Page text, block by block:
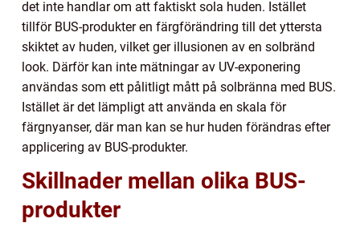
det inte handlar om att faktiskt sola huden. Istället
tillför BUS-produkter en färgförändring till det yttersta
skiktet av huden, vilket ger illusionen av en solbränd
look. Därför kan inte mätningar av UV-exponering
användas som ett pålitligt mått på solbränna med BUS.
Istället är det lämpligt att använda en skala för
färgnyanser, där man kan se hur huden förändras efter
applicering av BUS-produkter.
Skillnader mellan olika BUS-
produkter